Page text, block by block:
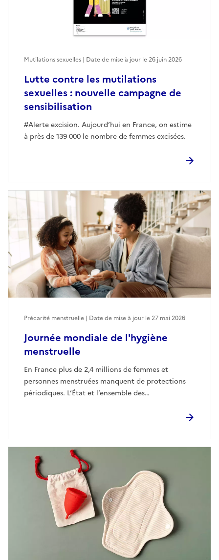
Lutte contre les mutilations
sexuelles : nouvelle campagne de
sensibilisation
#Alerte excision. Aujourd’hui en France, on estime
à près de 139 000 le nombre de femmes excisées.
Mutilations sexuelles | Date de mise à jour le26 juin 2026
Journée mondiale de l'hygiène
menstruelle
En France plus de 2,4 millions de femmes et
personnes menstruées manquent de protections
périodiques. L’État et l’ensemble des…
Précarité menstruelle | Date de mise à jour le27 mai 2026